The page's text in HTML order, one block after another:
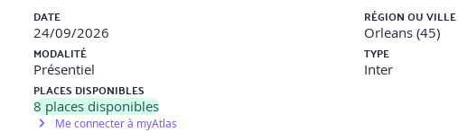
d’évolution professionnelle et les besoins en accompagnement
et de professionnalisation (CPF, plan de développement des
DATE
24/09/2026
RÉGION OU VILLE
Orleans (45)
MODALITÉ
Présentiel
TYPE
Inter
PLACES DISPONIBLES
8 places disponibles
Me connecter à myAtlas